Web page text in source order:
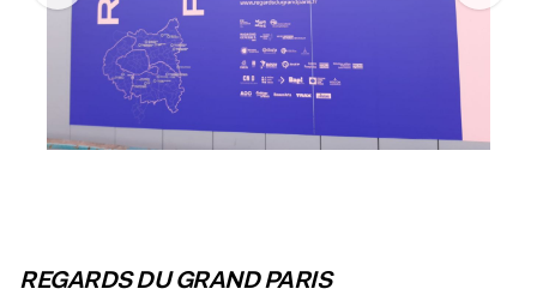
REGARDS DU GRAND PARIS